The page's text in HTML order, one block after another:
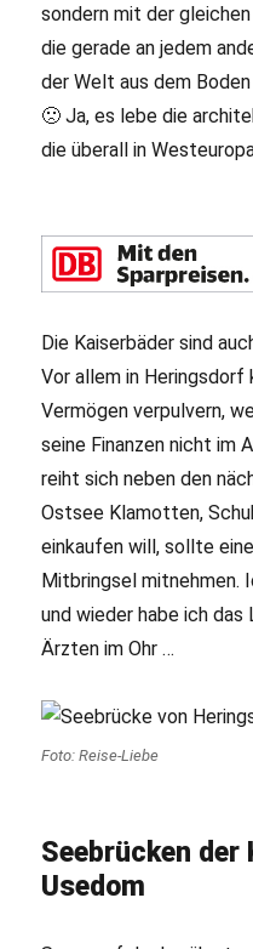
sondern mit der gleichen
die gerade an jedem
der Welt aus dem
🙁 Ja, es lebe die
die überall in
Die Kaiserbäder sind
Vor allem in Heringsdorf
Vermögen verpulvern,
seine Finanzen nicht im
reiht sich neben den
Ostsee Klamotten,
einkaufen will, sollte
Mitbringsel mitnehmen.
und wieder habe ich das
Ärzten im Ohr …
Foto: Reise-Liebe
Seebrücken der
Usedom